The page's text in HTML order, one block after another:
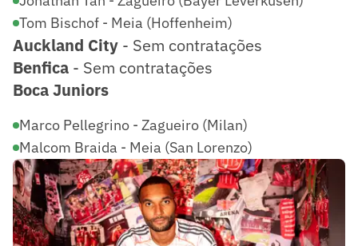
Tom Bischof - Meia (Hoffenheim)
Auckland City - Sem contratações
Benfica - Sem contratações
Boca Juniors
Marco Pellegrino - Zagueiro (Milan)
Malcom Braida - Meia (San Lorenzo)